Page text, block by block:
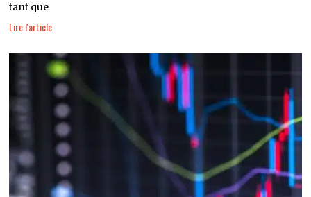
tant que
Lire l'article